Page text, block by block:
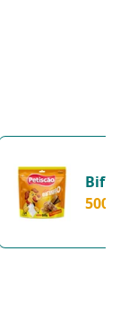
500